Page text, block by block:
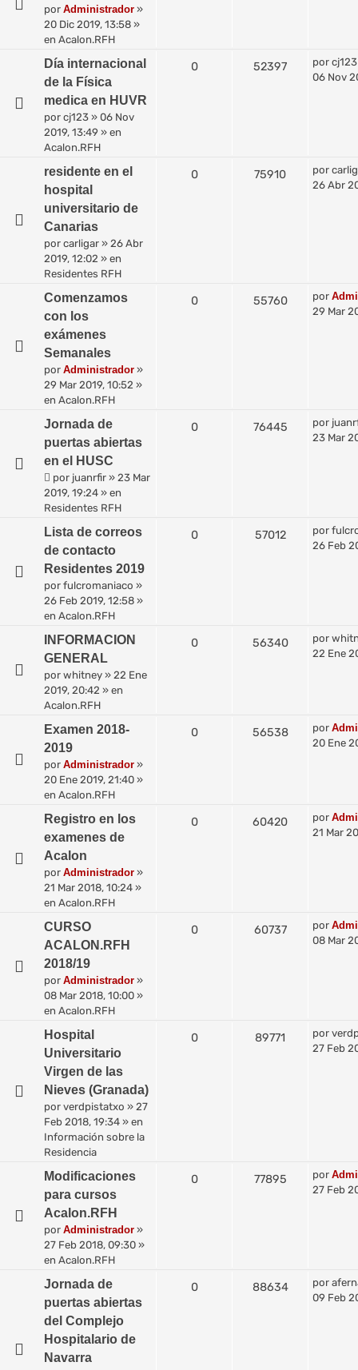
por Administrador »
20 Dic 2019, 13:58 »
en Acalon.RFH
Día internacional
de la Física
medica en HUVR
por cj123 » 06 Nov
2019, 13:49 » en
Acalon.RFH
0 52397 por cj123
06 Nov
residente en el
hospital
universitario de
Canarias
por carligar » 26 Abr
2019, 12:02 » en
Residentes RFH
0 75910 por
26 Abr
Comenzamos
con los
exámenes
Semanales
por Administrador »
29 Mar 2019, 10:52 »
en Acalon.RFH
0 55760 por
29 Mar
Jornada de
puertas abiertas
en el HUSC
por juanrfir » 23 Mar
2019, 19:24 » en
Residentes RFH
0 76445 por
23 Mar
Lista de correos
de contacto
Residentes 2019
por fulcromaniaco »
26 Feb 2019, 12:58 »
en Acalon.RFH
0 57012 por
26 Feb
INFORMACION
GENERAL
por whitney » 22 Ene
2019, 20:42 » en
Acalon.RFH
0 56340 por
22 Ene
Examen 2018-
2019
por Administrador »
20 Ene 2019, 21:40 »
en Acalon.RFH
0 56538 por
20 Ene
Registro en los
examenes de
Acalon
por Administrador »
21 Mar 2018, 10:24 »
en Acalon.RFH
0 60420 por
21 Mar
CURSO
ACALON.RFH
2018/19
por Administrador »
08 Mar 2018, 10:00 »
en Acalon.RFH
0 60737 por
08 Mar
Hospital
Universitario
Virgen de las
Nieves (Granada)
por verdpistatxo » 27
Feb 2018, 19:34 » en
Información sobre la
Residencia
0 89771 por
27 Feb
Modificaciones
para cursos
Acalon.RFH
por Administrador »
27 Feb 2018, 09:30 »
en Acalon.RFH
0 77895 por
27 Feb
Jornada de
puertas abiertas
del Complejo
Hospitalario de
Navarra
0 88634 por
09 Feb